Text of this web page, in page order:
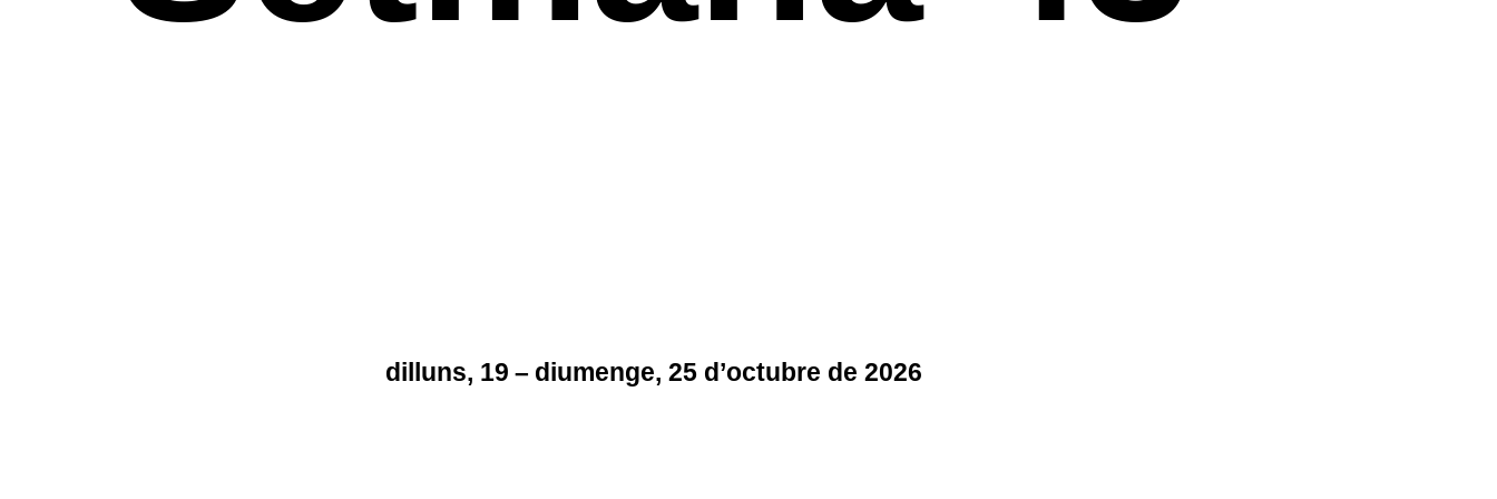
dilluns, 19 – diumenge, 25 d’octubre de 2026